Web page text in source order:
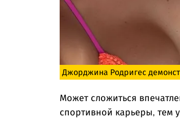
Джорджина Родригес
Может сложиться
спортивной карьеры, тем